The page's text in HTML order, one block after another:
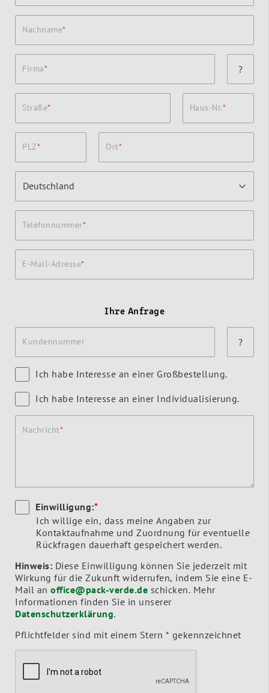
Nachname
Firma ?
Straße Haus-Nr.
PLZ Ort
Telefonnummer
E-Mail-Adresse
Ihre Anfrage
Kundennummer ?
Ich habe Interesse an einer Großbestellung.
Ich habe Interesse an einer Individualisierung.
Nachricht
Einwilligung:*
Ich willige ein, dass meine Angaben zur
Kontaktaufnahme und Zuordnung für eventuelle
Rückfragen dauerhaft gespeichert werden.
Hinweis: Diese Einwilligung können Sie jederzeit mit
Wirkung für die Zukunft widerrufen, indem Sie eine E-
Mail an office@pack-verde.de
Informationen finden Sie in unserer
Datenschutzerklärung.
Pflichtfelder sind mit einem Stern * gekennzeichnet